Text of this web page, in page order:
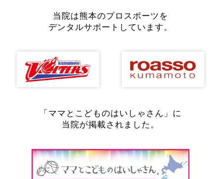
当院は熊本のプロスポーツを
デンタルサポートしています。
「ママとこどものはいしゃさん」に
当院が掲載されました。